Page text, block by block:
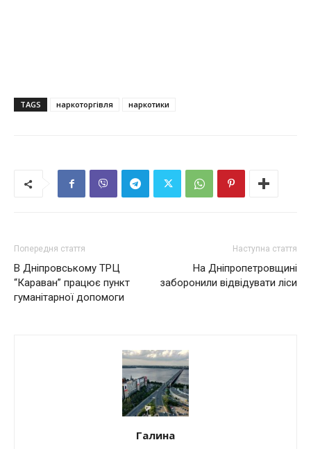
TAGS наркоторгівля наркотики
Попередня стаття
В Дніпровському ТРЦ
“Караван” працює пункт
гуманітарної допомоги
Наступна стаття
На Дніпропетровщині
заборонили відвідувати ліси
Галина